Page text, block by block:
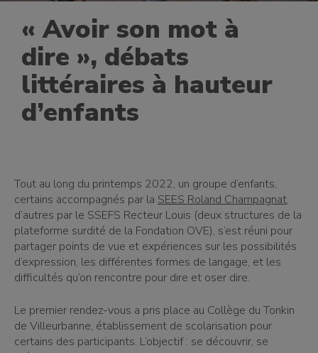
« Avoir son mot à
dire », débats
littéraires à hauteur
d’enfants
Tout au long du printemps 2022, un groupe d’enfants,
certains accompagnés par la SEES Roland Champagnat,
d’autres par le SSEFS Recteur Louis (deux structures de la
plateforme surdité de la Fondation OVE), s’est réuni pour
partager points de vue et expériences sur les possibilités
d’expression, les différentes formes de langage, et les
difficultés qu’on rencontre pour dire et oser dire.
Le premier rendez-vous a pris place au Collège du Tonkin
de Villeurbanne, établissement de scolarisation pour
certains des participants. L’objectif : se découvrir, se